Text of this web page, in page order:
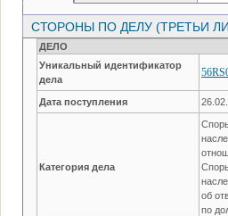
СТОРОНЫ ПО ДЕЛУ (ТРЕТЬИ
ДЕЛО
Уникальный идентификатор
дела
Дата поступления
Категория дела
об
по